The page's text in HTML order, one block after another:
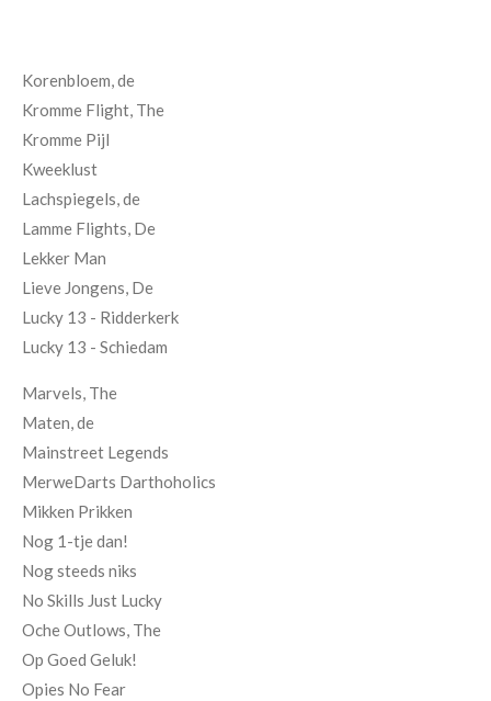
Korenbloem, de
Kromme Flight, The
Kromme Pijl
Kweeklust
Lachspiegels, de
Lamme Flights, De
Lekker Man
Lieve Jongens, De
Lucky 13 - Ridderkerk
Lucky 13 - Schiedam
Marvels, The
Maten, de
Mainstreet Legends
MerweDarts Darthoholics
Mikken Prikken
Nog 1-tje dan!
Nog steeds niks
No Skills Just Lucky
Oche Outlows, The
Op Goed Geluk!
Opies No Fear